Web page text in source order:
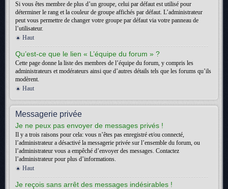
Si vous êtes membre de plus d’un groupe, celui par défaut est utilisé pour
déterminer le rang et la couleur de groupe affichés par défaut. L’administrateur
peut vous permettre de changer votre groupe par défaut via votre panneau de
l’utilisateur.
Haut
Qu’est-ce que le lien « L’équipe du forum » ?
Cette page donne la liste des membres de l’équipe du forum, y compris les
administrateurs et modérateurs ainsi que d’autres détails tels que les forums qu’ils
modèrent.
Haut
Messagerie privée
Je ne peux pas envoyer de messages privés !
Il y a trois raisons pour cela: vous n’êtes pas enregistré et/ou connecté,
l’administrateur a désactivé la messagerie privée sur l’ensemble du forum, ou
l’administrateur vous a empêché d’envoyer des messages. Contactez
l’administrateur pour plus d’informations.
Haut
Je reçois sans arrêt des messages indésirables !